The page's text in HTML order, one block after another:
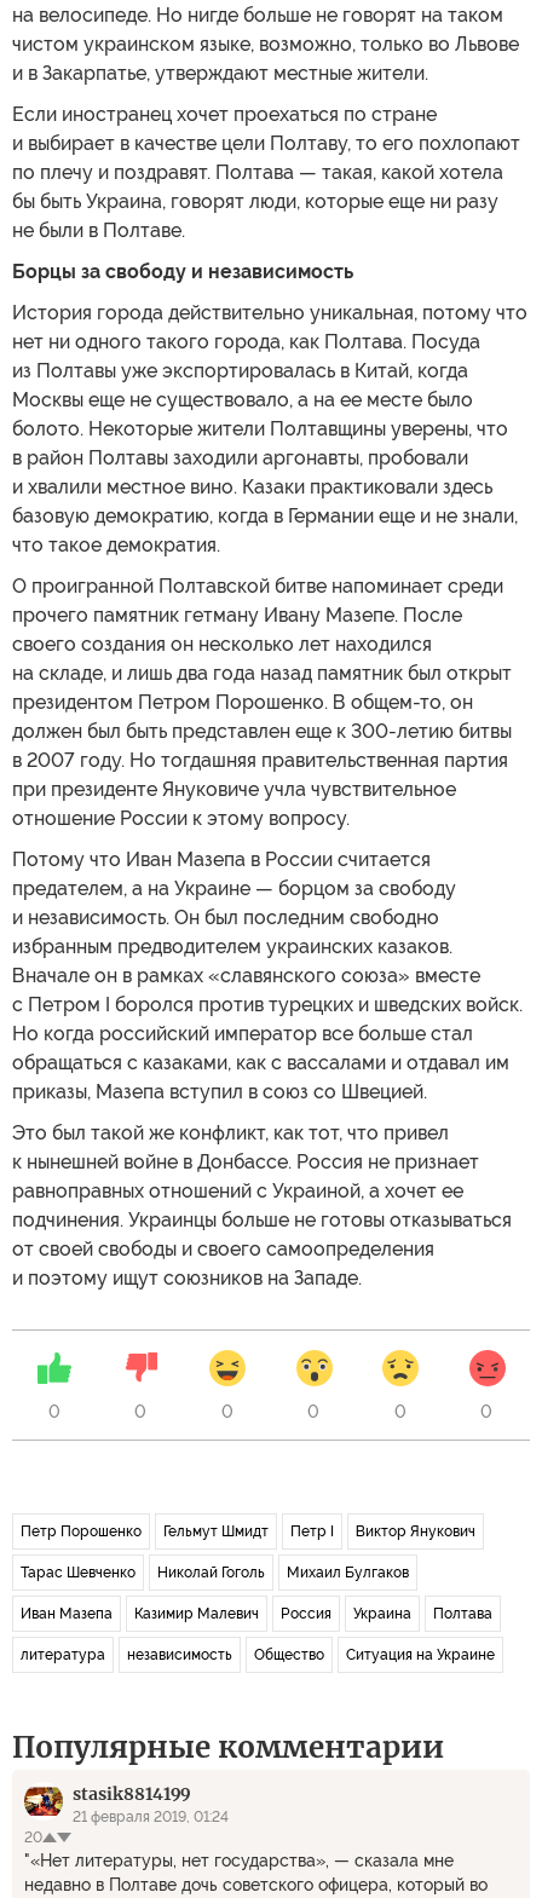
на велосипеде. Но нигде больше не говорят на таком
чистом украинском языке, возможно, только во Львове
и в Закарпатье, утверждают местные жители.
Если иностранец хочет проехаться по стране
и выбирает в качестве цели Полтаву, то его похлопают
по плечу и поздравят. Полтава — такая, какой хотела
бы быть Украина, говорят люди, которые еще ни разу
не были в Полтаве.
Борцы за свободу и независимость
История города действительно уникальная, потому что
нет ни одного такого города, как Полтава. Посуда
из Полтавы уже экспортировалась в Китай, когда
Москвы еще не существовало, а на ее месте было
болото. Некоторые жители Полтавщины уверены, что
в район Полтавы заходили аргонавты, пробовали
и хвалили местное вино. Казаки практиковали здесь
базовую демократию, когда в Германии еще и не знали,
что такое демократия.
О проигранной Полтавской битве напоминает среди
прочего памятник гетману Ивану Мазепе. После
своего создания он несколько лет находился
на складе, и лишь два года назад памятник был открыт
президентом Петром Порошенко. В общем-то, он
должен был быть представлен еще к 300-летию битвы
в 2007 году. Но тогдашняя правительственная партия
при президенте Януковиче учла чувствительное
отношение России к этому вопросу.
Потому что Иван Мазепа в России считается
предателем, а на Украине — борцом за свободу
и независимость. Он был последним свободно
избранным предводителем украинских казаков.
Вначале он в рамках «славянского союза» вместе
с Петром I боролся против турецких и шведских войск.
Но когда российский император все больше стал
обращаться с казаками, как с вассалами и отдавал им
приказы, Мазепа вступил в союз со Швецией.
Это был такой же конфликт, как тот, что привел
к нынешней войне в Донбассе. Россия не признает
равноправных отношений с Украиной, а хочет ее
подчинения. Украинцы больше не готовы отказываться
от своей свободы и своего самоопределения
и поэтому ищут союзников на Западе.
0 0 0 0 0 0
Петр Порошенко Гельмут Шмидт Петр I Виктор Янукович
Тарас Шевченко Николай Гоголь Михаил Булгаков
Иван Мазепа Казимир Малевич Россия Украина Полтава
литература независимость Общество Ситуация на Украине
Популярные комментарии
stasik8814199
21 февраля 2019, 01:24
20
"«Нет литературы, нет государства», — сказала мне
недавно в Полтаве дочь советского офицера, который во